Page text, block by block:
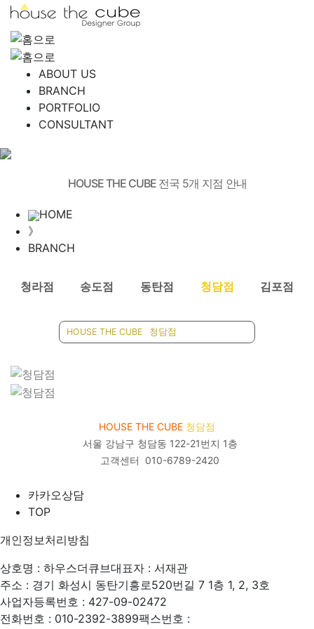
ABOUT US
BRANCH
PORTFOLIO
CONSULTANT
HOUSE THE CUBE 전국 5개 지점 안내
HOME
》
BRANCH
청라점 송도점 동탄점 청담점 김포점
HOUSE THE CUBE 청담점
HOUSE THE CUBE 청담점
서울 강남구 청담동 122-21번지 1층
고객센터
010-6789-2420
카카오상담
TOP
개인정보처리방침
상호명 : 하우스더큐브대표자 : 서재관
주소 : 경기 화성시 동탄기흥로520번길 7 1층 1, 2, 3호
사업자등록번호 : 427-09-02472
전화번호 : 010-2392-3899팩스번호 :